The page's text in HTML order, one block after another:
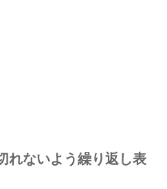
れないよう繰り返し表